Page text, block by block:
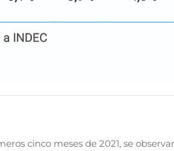
cinco meses de 2021, se